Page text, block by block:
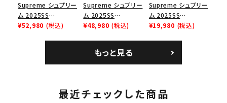
Supreme シュプリー
ム 2025SS
Bandana Football
¥52,980 (税込)
Supreme シュプリー
ム 2025SS
Backpack バックパッ
¥48,980 (税込)
Supreme シュプリー
ム 2025SS
Homerun Tee ホー
¥19,980 (税込)
もっと見る
最近チェックした商品